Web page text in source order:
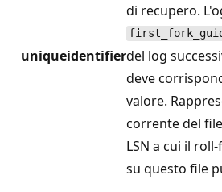
uniqueidentifier
di recupero.
del log
deve
valore.
corrente del
LSN a cui il
su questo file